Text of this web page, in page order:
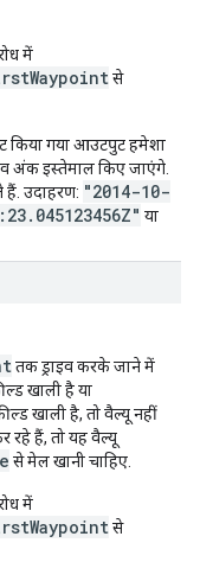
में
से
किया गया आउटपुट हमेशा
अंक इस्तेमाल किए जाएंगे.
उदाहरण: "2014-10-
या
तक ड्राइव करके जाने में
खाली है या
खाली है, तो वैल्यू नहीं
रहे हैं, तो यह वैल्यू
से मेल खानी चाहिए.
में
से